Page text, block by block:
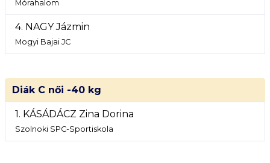
Mórahalom
4. NAGY Jázmin
Mogyi Bajai JC
Diák C női -40 kg
1. KÁSÁDÁCZ Zina Dorina
Szolnoki SPC-Sportiskola